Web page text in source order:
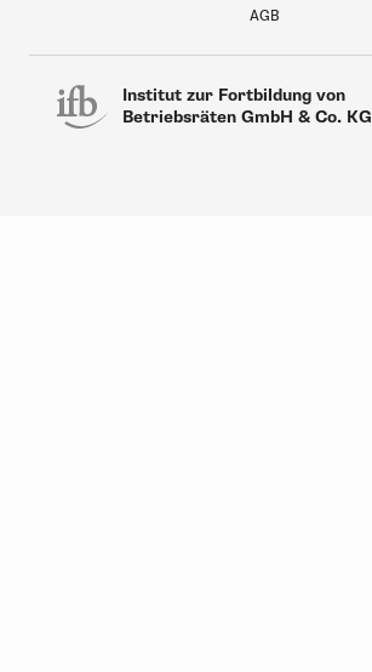
Institut zur Fortbildung von
Betriebsräten GmbH & Co. KG
AGB